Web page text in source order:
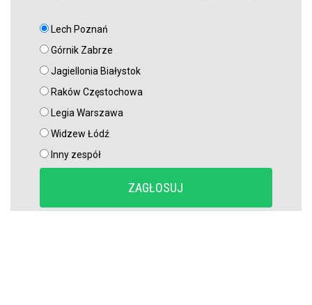
Lech Poznań
Górnik Zabrze
Jagiellonia Białystok
Raków Częstochowa
Legia Warszawa
Widzew Łódź
Inny zespół